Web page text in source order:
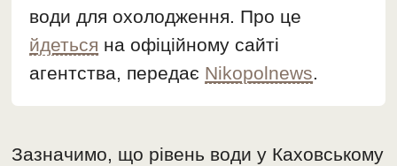
води для охолодження. Про це
йдеться на офіційному сайті
агентства, передає Nikopolnews.
Зазначимо, що рівень води у Каховському